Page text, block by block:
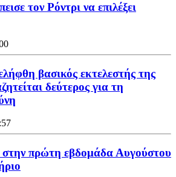
τον Ρόντρι να επιλέξει
βασικός εκτελεστής της
δεύτερος για τη
πρώτη εβδομάδα Αυγούστου